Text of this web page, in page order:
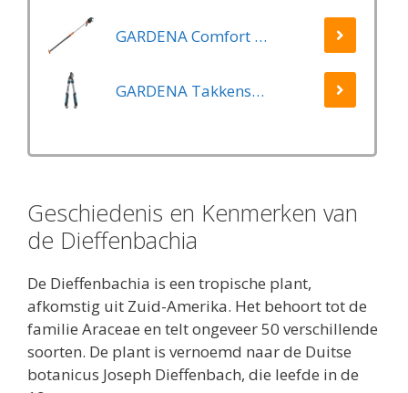
GARDENA Comfort Takkenschaar StarCut 160 - Snoeischaar - Reikwijdte ca. 3.5 m - Max Knipdiameter 32 mm
GARDENA Takkenschaar EasyCut 500 B EasyCut
Geschiedenis en Kenmerken van
de Dieffenbachia
De Dieffenbachia is een tropische plant,
afkomstig uit Zuid-Amerika. Het behoort tot de
familie Araceae en telt ongeveer 50 verschillende
soorten. De plant is vernoemd naar de Duitse
botanicus Joseph Dieffenbach, die leefde in de